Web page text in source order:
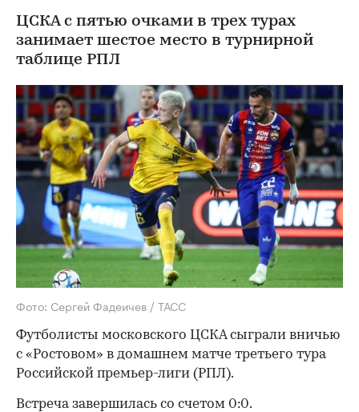
ЦСКА с пятью очками в трех турах
занимает шестое место в турнирной
таблице РПЛ
Фото: Сергей Фадеичев / ТАСС
Футболисты московского ЦСКА сыграли вничью
с «Ростовом» в домашнем матче третьего тура
Российской премьер-лиги (РПЛ).
Встреча завершилась со счетом 0:0.